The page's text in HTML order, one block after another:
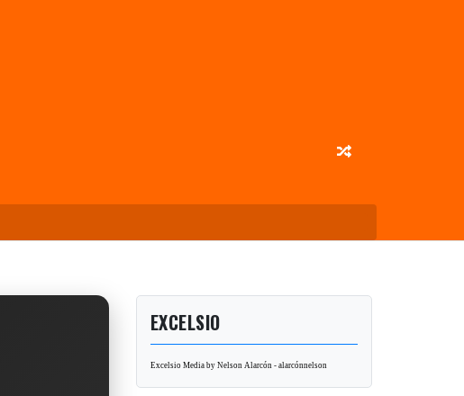
EXCELSIO
Excelsio Media by Nelson Alarcón - alarcónnelson